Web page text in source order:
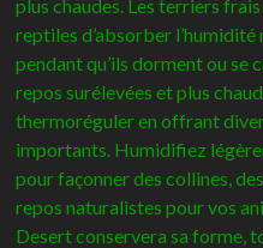
plus chaudes. Les terriers
reptiles d’absorber l’humidité
pendant qu’ils dorment ou se
repos surélevées et plus
thermoréguler en offrant
importants. Humidifiez
pour façonner des collines,
repos naturalistes pour vos
Desert conservera sa forme,